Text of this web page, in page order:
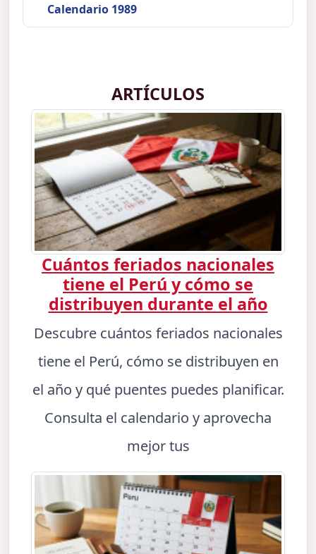
Calendario 1989
ARTÍCULOS
Cuántos feriados nacionales
tiene el Perú y cómo se
distribuyen durante el año
Descubre cuántos feriados nacionales
tiene el Perú, cómo se distribuyen en
el año y qué puentes puedes planificar.
Consulta el calendario y aprovecha
mejor tus